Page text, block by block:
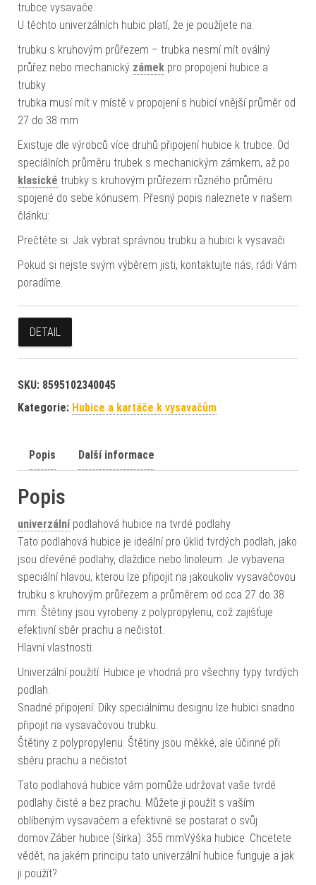
trubce vysavače.
U těchto univerzálních hubic platí, že je použíjete na:
trubku s kruhovým průřezem – trubka nesmí mít oválný
průřez nebo mechanický zámek pro propojení hubice a
trubky
trubka musí mít v místě v propojení s hubicí vnější průměr od
27 do 38 mm
Existuje dle výrobců více druhů připojení hubice k trubce. Od
speciálních průměru trubek s mechanickým zámkem, až po
klasické trubky s kruhovým průřezem různého průměru
spojené do sebe kónusem. Přesný popis naleznete v našem
článku:
Prečtěte si: Jak vybrat správnou trubku a hubici k vysavači
Pokud si nejste svým výběrem jisti, kontaktujte nás, rádi Vám
poradíme.
DETAIL
SKU: 8595102340045
Kategorie: Hubice a kartáče k vysavačům
Popis Další informace
Popis
univerzálnípodlahová hubice na tvrdé podlahy
Tato podlahová hubice je ideální pro úklid tvrdých podlah, jako
jsou dřevěné podlahy, dlaždice nebo linoleum. Je vybavena
speciální hlavou, kterou lze připojit na jakoukoliv vysavačovou
trubku s kruhovým průřezem a průměrem od cca 27 do 38
mm. Štětiny jsou vyrobeny z polypropylenu, což zajišťuje
efektivní sběr prachu a nečistot.
Hlavní vlastnosti:
Univerzální použití: Hubice je vhodná pro všechny typy tvrdých
podlah.
Snadné připojení: Díky speciálnímu designu lze hubici snadno
připojit na vysavačovou trubku.
Štětiny z polypropylenu: Štětiny jsou měkké, ale účinné při
sběru prachu a nečistot.
Tato podlahová hubice vám pomůže udržovat vaše tvrdé
podlahy čisté a bez prachu. Můžete ji použít s vaším
oblíbeným vysavačem a efektivně se postarat o svůj
domov.Záber hubice (šírka): 355 mmVýška hubice: Chcetete
vědět, na jakém principu tato univerzální hubice funguje a jak
ji použít?